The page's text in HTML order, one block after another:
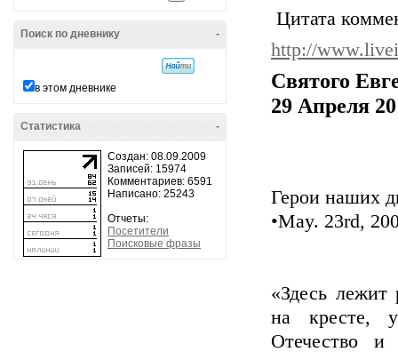
-
Поиск по дневнику
в этом дневнике
-
Статистика
Создан: 08.09.2009
Записей: 15974
Комментариев: 6591
Написано: 25243
Отчеты:
Посетители
Поисковые фразы
Цитата
http://
Святого
29 Апреля
Герои
•May. 23rd,
«Здесь лежит
на кресте,
Отечество